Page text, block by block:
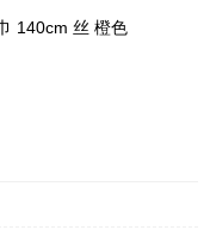
140cm 丝 橙色